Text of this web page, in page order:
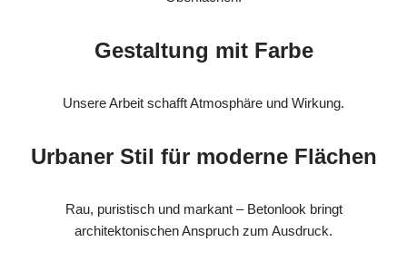
Gestaltung mit Farbe
Unsere Arbeit schafft Atmosphäre und Wirkung.
Urbaner Stil für moderne Flächen
Rau, puristisch und markant – Betonlook bringt
architektonischen Anspruch zum Ausdruck.